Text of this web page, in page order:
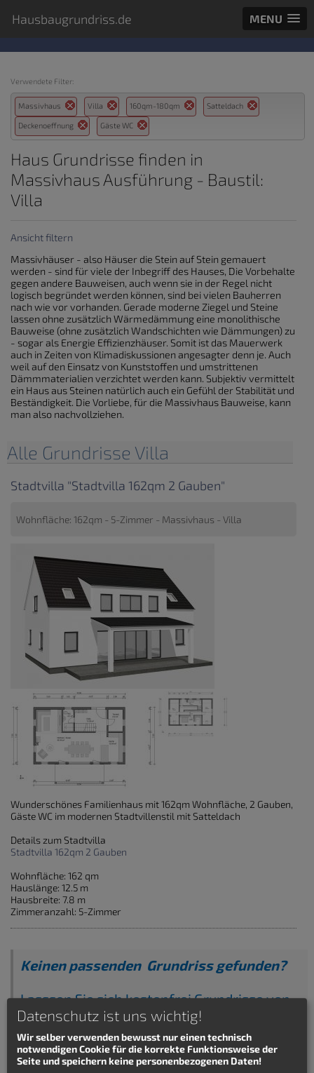
Hausbaugrundriss.de MENU
Verwendete Filter:
Massivhaus Villa 160qm-180qm Satteldach
Deckenoeffnung Gäste WC
Haus Grundrisse finden in
Massivhaus Ausführung - Baustil:
Villa
Ansicht filtern
Massivhäuser - also Häuser die Stein auf Stein gemauert
werden - sind für viele der Inbegriff des Hauses, Die Vorbehalte
gegen andere Bauweisen, auch wenn sie in der Regel nicht
logisch begründet werden können, sind bei vielen Bauherren
nach wie vor vorhanden. Gerade moderne Ziegel und Steine
lassen ohne zusätzlich Wärmedämmung eine monolithische
Bauweise (ohne zusätzlich Wandschichten wie Dämmungen) zu
- sogar als Energie Effizienzhäuser. Somit ist das Mauerwerk
auch in Zeiten von Klimadiskussionen angesagter denn je. Auch
weil auf den Einsatz von Kunststoffen und umstrittenen
Dämmmaterialien verzichtet werden kann. Subjektiv vermittelt
ein Haus aus Steinen natürlich auch ein Gefühl der Stabilität und
Beständigkeit. Die Vorliebe, für die Massivhaus Bauweise, kann
man also nachvollziehen.
Alle Grundrisse Villa
Stadtvilla "Stadtvilla 162qm 2 Gauben"
Wohnfläche: 162qm - 5-Zimmer - Massivhaus - Villa
Wunderschönes Familienhaus mit 162qm Wohnfläche, 2 Gauben,
Gäste WC im modernen Stadtvillenstil mit Satteldach
Details zum Stadtvilla
Stadtvilla 162qm 2 Gauben
Wohnfläche: 162 qm
Hauslänge: 12.5 m
Hausbreite: 7.8 m
Zimmeranzahl: 5-Zimmer
Keinen passenden Grundriss gefunden?
Lasssen Sie sich kostenfrei Grundrisse von
Hausbaufirmen senden!
Datenschutz ist uns wichtig!
Wir selber verwenden bewusst nur einen technisch
notwendigen Cookie für die korrekte Funktionsweise der
Seite und speichern keine personenbezogenen Daten!